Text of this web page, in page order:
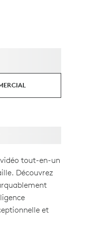
tout-en-un
Découvrez
et